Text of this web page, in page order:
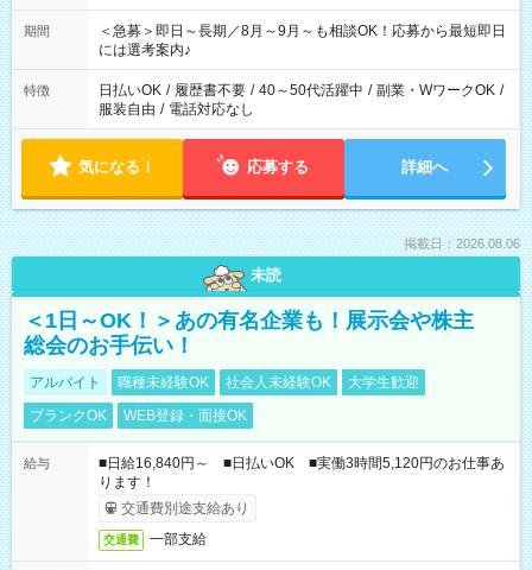
ば前職が、 在宅/財団法人/事務/コールセンター/受付/販売/カフェ
スタッフ スイーツ販売/ホテルフロント/化粧品販売/など 様々な
業界から入社して活躍されています♪
期間
＜急募＞即日～長期／8月～9月～も相談OK！応募から最短即日
には選考案内♪
特徴 日払いOK / 履歴書不要 / 40～50代活躍中 / 副業・WワークOK /
服装自由 / 電話対応なし
気になる！ 応募する 詳細へ
掲載日：2026.08.06
未読
＜1日～OK！＞あの有名企業も！展示会や株主
総会のお手伝い！
アルバイト 職種未経験OK 社会人未経験OK
大学生歓迎
ブランクOK
WEB登録・面接OK
給与
■日給16,840円～ ■日払いOK ■実働3時間5,120円のお仕事あ
ります！
交通費別途支給あり
交通費 一部支給